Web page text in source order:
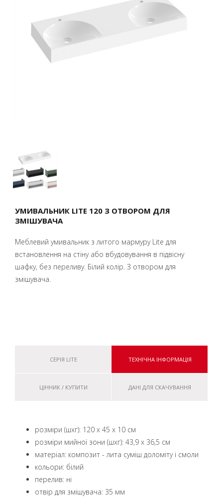
УМИВАЛЬНИК LITE 120 З ОТВОРОМ ДЛЯ
ЗМІШУВАЧА
Меблевий умивальник з литого мармуру Lite для
встановлення на стіну або вбудовування в підвісну
шафку, без переливу. Білий колір. З отвором для
змішувача.
СЕРІЯ LITE ТЕХНІЧНА ІНФОРМАЦІЯ
ЦІННИК / КУПИТИ ДАНІ ДЛЯ СКАЧУВАННЯ
розміри (шxг): 120 x 45 x 10 см
розміри мийної зони (шxг): 43,9 x 36,5 см
матеріал: композит - лита суміш доломіту і смоли
кольори: білий
перелив: ні
oтвір для змішувача: 35 мм